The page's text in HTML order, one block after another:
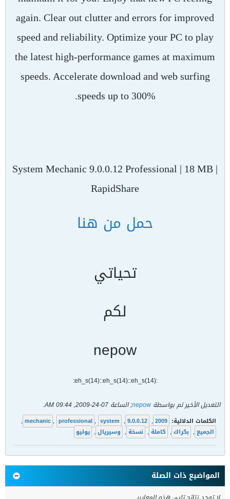
again. Clear out clutter and errors for improved
speed and reliability. Optimize your PC to play
the latest high-performance games at maximum
speeds. Accelerate download and web surfing
speeds up to 300%.
System Mechanic 9.0.0.12 Professional | 18 MB |
RapidShare
حمل من هنا
تحياتي
لكم
nepow
:eh_s(14)::eh_s(14)::eh_s(14):
التعديل الأخير تم بواسطة nepow; الساعة 07-24-2009, 09:44 AM
.
الكلمات الدلالية: 2009
,
9.0.0.12
,
mechanic , professional , system
,
الجميع , بكراك , كاملة , نسخة , وسيريال , يوليو
المواضيع ذات الصلة